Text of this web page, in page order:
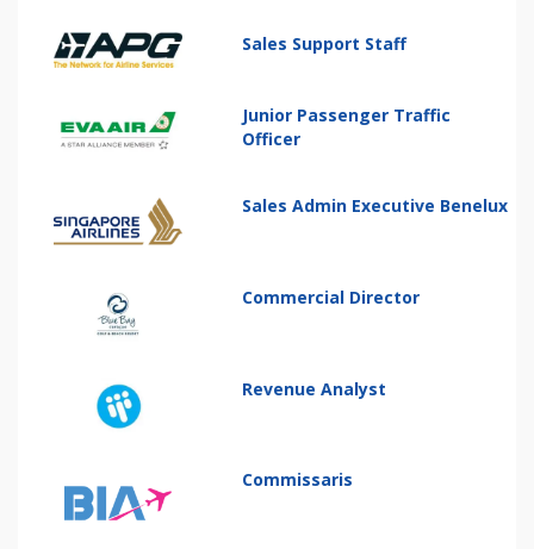
Sales Support Staff
Junior Passenger Traffic
Officer
Sales Admin Executive Benelux
Commercial Director
Revenue Analyst
Commissaris